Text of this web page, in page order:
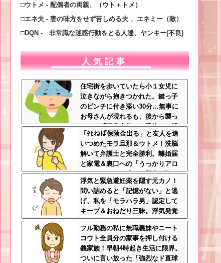
□ウトメ - 配偶者の両親、（ウト＋トメ）
□エネ夫 - 妻の味方をせず苦しめる夫 、エネミー（敵）
□DQN - 非常識な迷惑行動をとる人達、ヤンキー(不良)
人気記事
住宅街を歩いていたら小１女児に
泣きながら抱きつかれた。鍵っ子
のピンチに付き添い30分…無事に
お母さんが現れるも、後から襲っ
てきた「不審者扱いの恐怖」←親
切心が裏目に出るかもしれない世
の中怖すぎる
「ﾀﾋねば保険金出る」と友人を追
いつめたモラ旦那＆ウトメ！洗脳
解いて弁護士と完全勝利。離婚届
と家電＆裏口への「うっかりアロ
ンアルファ」を残して脱出←悔し
泣きしながらやることがエグくて
草
浮気と緊急避妊薬を隠す元カノ！
問い詰めると「記憶がない」と逃
げ、私を「モラハラ男」認定して
キープ＆おねだり三昧。浮気発覚
後、我慢の限界で他の女性とスピ
ード婚した結果ｗｗｗｗｗ
フル勤務の私に無職義妹やニート
コウト全員分の家事を押し付ける
義家族！早朝4時起き生活に限界。
ついに言い放った「強烈なド直球